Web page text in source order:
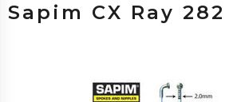
Sapim CX Ray 282